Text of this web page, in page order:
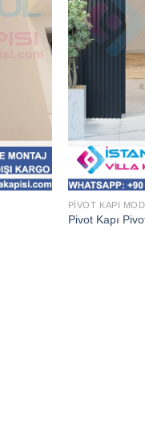
PIVOT KAPI
Pivot Kapı